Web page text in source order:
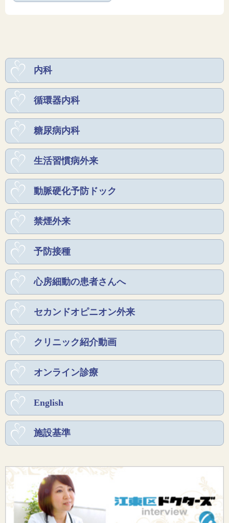
内科
循環器内科
糖尿病内科
生活習慣病外来
動脈硬化予防ドック
禁煙外来
予防接種
心房細動の患者さんへ
セカンドオピニオン外来
クリニック紹介動画
オンライン診療
English
施設基準